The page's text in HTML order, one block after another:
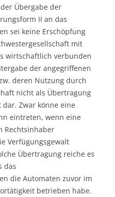
Übergabe der
II an das
sei keine Erschöpfung
mit
wirtschaftlich verbunden
der angegriffenen
deren Nutzung durch
nicht als Übertragung
Zwar könne eine
eintreten, wenn eine
Rechtsinhaber
Verfügungsgewalt
Übertragung reiche es
das
die Automaten zuvor im
betrieben habe.